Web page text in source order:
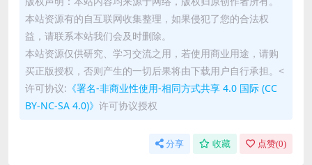
本站资源有的自互联网收集整理，如果侵犯了您的合法权
益，请联系本站我们会及时删除。
本站资源仅供研究、学习交流之用，若使用商业用途，请购
买正版授权，否则产生的一切后果将由下载用户自行承担。<
许可协议: 《署名-非商业性使用-相同方式共享 4.0 国际 (CC
BY-NC-SA 4.0)》 许可协议授权
分享 收藏 点赞(0)